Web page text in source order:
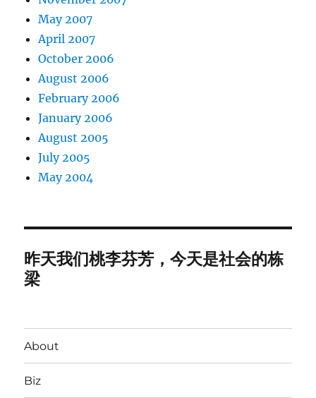
May 2007
April 2007
October 2006
August 2006
February 2006
January 2006
August 2005
July 2005
May 2004
昨天我们桃李芬芳，今天是社会的栋
梁
About
Biz